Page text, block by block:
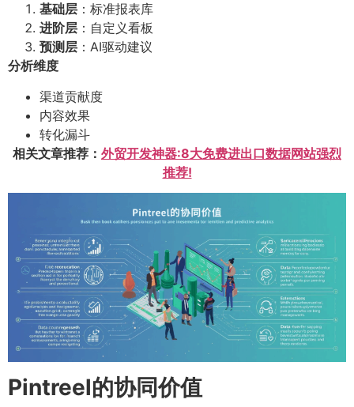
基础层 ：标准报表库
进阶层 ：自定义看板
预测层 ：AI驱动建议
分析维度
渠道贡献度
内容效果
转化漏斗
相关文章推荐： 外贸开发神器:8大免费进出口数据网站强烈
推荐!
Pintreel的协同价值